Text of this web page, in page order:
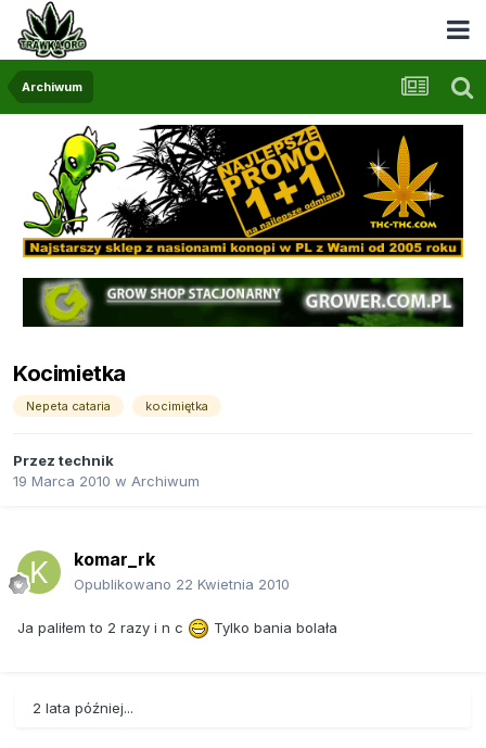
Archiwum
Kocimietka
Nepeta cataria kocimiętka
Przez technik
19 Marca 2010 w Archiwum
komar_rk
Opublikowano 22 Kwietnia 2010
Ja paliłem to 2 razy i n c Tylko bania bolała
2 lata później...